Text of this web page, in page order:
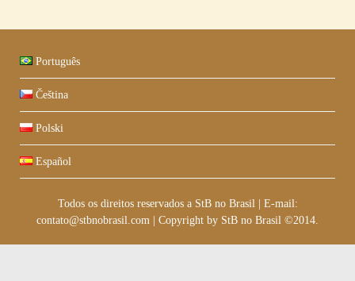
Português
Čeština
Polski
Español
Todos os direitos reservados a StB no Brasil | E-mail:
contato@stbnobrasil.com | Copyright by StB no Brasil ©2014